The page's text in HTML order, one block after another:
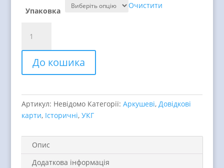
Упаковка
Очистити
географічні
землі
України
quantity
До кошика
Артикул: Невідомо Категорії: Аркушеві, Довідкові
карти, Історичні, УКГ
Опис
Додаткова інформація